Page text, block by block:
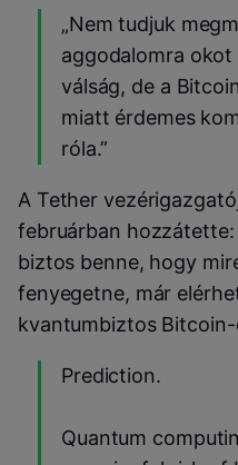
„Nem tudjuk
aggodalomra okot
válság, de a
miatt érdemes
róla.”
A Tether
februárban
biztos benne, hogy
fenyegetne, már
kvantumbiztos
Prediction.
Quantum